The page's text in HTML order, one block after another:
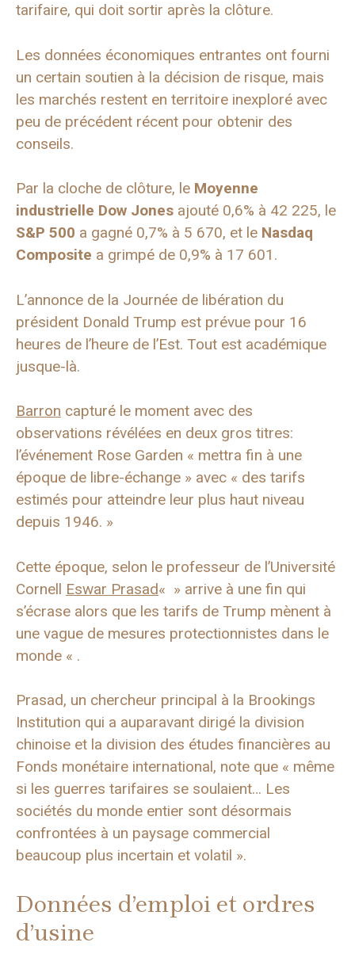
tarifaire, qui doit sortir après la clôture.
Les données économiques entrantes ont fourni
un certain soutien à la décision de risque, mais
les marchés restent en territoire inexploré avec
peu de précédent récent pour obtenir des
conseils.
Par la cloche de clôture, le Moyenne
industrielle Dow Jones ajouté 0,6% à 42 225, le
S&P 500 a gagné 0,7% à 5 670, et le Nasdaq
Composite a grimpé de 0,9% à 17 601.
L’annonce de la Journée de libération du
président Donald Trump est prévue pour 16
heures de l’heure de l’Est. Tout est académique
jusque-là.
Barron capturé le moment avec des
observations révélées en deux gros titres:
l’événement Rose Garden « mettra fin à une
époque de libre-échange » avec « des tarifs
estimés pour atteindre leur plus haut niveau
depuis 1946. »
Cette époque, selon le professeur de l’Université
Cornell Eswar Prasad« » arrive à une fin qui
s’écrase alors que les tarifs de Trump mènent à
une vague de mesures protectionnistes dans le
monde « .
Prasad, un chercheur principal à la Brookings
Institution qui a auparavant dirigé la division
chinoise et la division des études financières au
Fonds monétaire international, note que « même
si les guerres tarifaires se soulaient… Les
sociétés du monde entier sont désormais
confrontées à un paysage commercial
beaucoup plus incertain et volatil ».
Données d’emploi et ordres
d’usine